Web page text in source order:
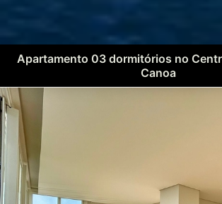
Apartamento 03 dormitórios no
Canoa